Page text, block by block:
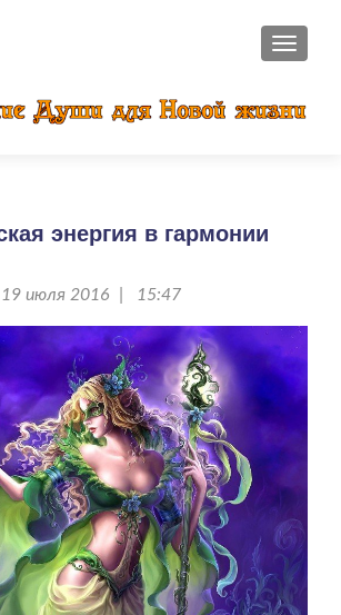
энергия в гармонии
19 июля 2016 | 15:47